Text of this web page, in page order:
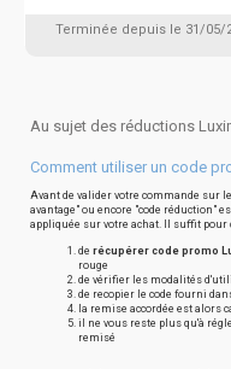
Terminée depuis le 31/05/
Au sujet des réductions
Comment utiliser un code
Avant de valider votre commande sur
avantage" ou encore "code réduction"
appliquée sur votre achat. Il suffit pour
de récupérer code promo
rouge
de vérifier les modalités
de recopier le code fourni
la remise accordée est alors
il ne vous reste plus qu'à
remisé